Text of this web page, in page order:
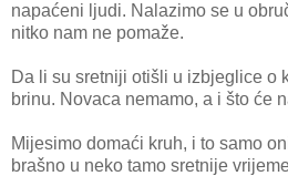
napaćeni ljudi. Nalazimo se u
nitko nam ne pomaže.
Da li su sretniji otišli u izbjeglice o
brinu. Novaca nemamo, a i što će
Mijesimo domaći kruh, i to samo
brašno u neko tamo sretnije